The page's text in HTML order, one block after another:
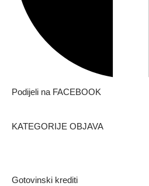
Podijeli na FACEBOOK
KATEGORIJE OBJAVA
Gotovinski krediti